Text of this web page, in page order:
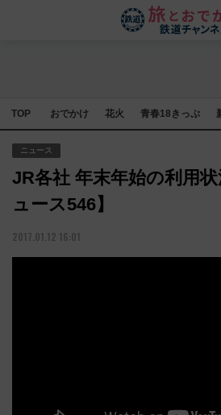
TOP おでかけ 花火 青春18きっぷ
ニュース
JR各社 年末年始の利用
ュース546】
2017.01.12 16:01